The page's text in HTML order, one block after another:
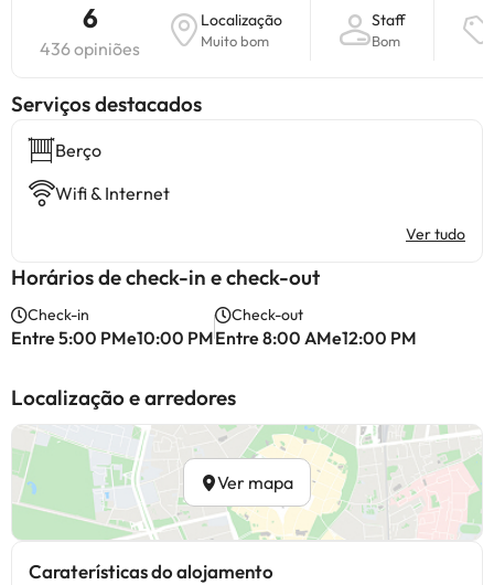
6
436 opiniões
Localização
Muito bom
Staff
Bom
Serviços destacados
Berço
Wifi & Internet
Ver tudo
Horários de check-in e check-out
Check-in
Entre 5:00 PMe10:00 PM
Check-out
Entre 8:00 AMe12:00 PM
Localização e arredores
Ver mapa
Caraterísticas do alojamento